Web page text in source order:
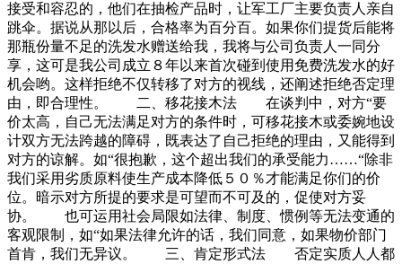
接受和容忍的，他们在抽检产品时，让军工厂主要负责人亲自
跳伞。据说从那以后，合格率为百分百。如果你们提货后能将
那瓶份量不足的洗发水赠送给我，我将与公司负责人一同分
享，这可是我公司成立８年以来首次碰到使用免费洗发水的好
机会哟。这样拒绝不仅转移了对方的视线，还阐述拒绝否定理
由，即合理性。 二、移花接木法 在谈判中，对方“要
价太高，自己无法满足对方的条件时，可移花接木或委婉地设
计双方无法跨越的障碍，既表达了自己拒绝的理由，又能得到
对方的谅解。如“很抱歉，这个超出我们的承受能力……“除非
我们采用劣质原料使生产成本降低５０％才能满足你们的价
位。暗示对方所提的要求是可望而不可及的，促使对方妥
协。 也可运用社会局限如法律、制度、惯例等无法变通的
客观限制，如“如果法律允许的话，我们同意，如果物价部门
首肯，我们无异议。 三、肯定形式法 否定实质人人都